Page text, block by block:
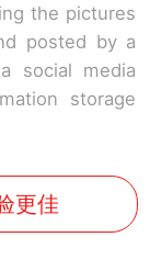
the pictures
posted by a
social media
storage
更佳